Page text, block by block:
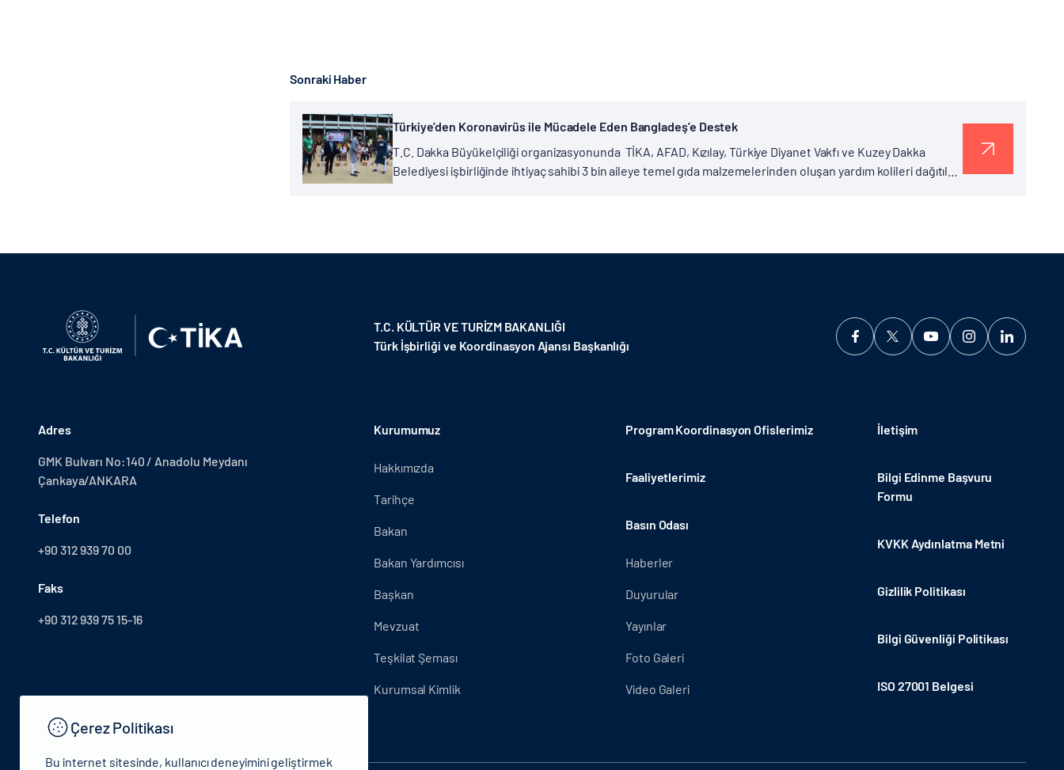
Sonraki Haber
Türkiye’den Koronavirüs ile Mücadele Eden Bangladeş’e Destek
T.C. Dakka Büyükelçiliği organizasyonunda TİKA, AFAD, Kızılay, Türkiye Diyanet Vakfı ve Kuzey Dakka
Belediyesi işbirliğinde ihtiyaç sahibi 3 bin aileye temel gıda malzemelerinden oluşan yardım kolileri dağıtıldı.
T.C. KÜLTÜR VE TURİZM BAKANLIĞI
Türk İşbirliği ve Koordinasyon Ajansı Başkanlığı
Adres
GMK Bulvarı No:140 / Anadolu Meydanı
Çankaya/ANKARA
Telefon
+90 312 939 70 00
Faks
+90 312 939 75 15-16
Kurumumuz
Hakkımızda
Tarihçe
Bakan
Bakan Yardımcısı
Başkan
Mevzuat
Teşkilat Şeması
Kurumsal Kimlik
Program Koordinasyon Ofislerimiz
Faaliyetlerimiz
Basın Odası
Haberler
Duyurular
Yayınlar
Foto Galeri
Video Galeri
İletişim
Bilgi Edinme Başvuru
Formu
KVKK Aydınlatma Metni
Gizlilik Politikası
Bilgi Güvenliği Politikası
ISO 27001 Belgesi
Çerez Politikası
Bu internet sitesinde, kullanıcı deneyimini geliştirmek